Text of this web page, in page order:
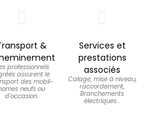
&
professionnels
assurent le
des mobil-
neufs ou
d'occasion.
Services et
prestations
associés
Calage, mise à niveau,
raccordement,
Branchements
électriques...